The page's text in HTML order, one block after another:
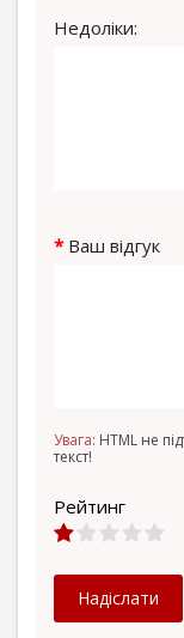
Недоліки:
Ваш відгук
Увага: HTML не
текст!
Рейтинг
Надіслати